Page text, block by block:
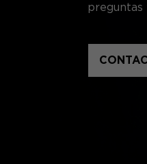
preguntas